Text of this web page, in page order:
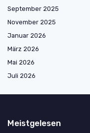
September 2025
November 2025
Januar 2026
März 2026
Mai 2026
Juli 2026
Meistgelesen